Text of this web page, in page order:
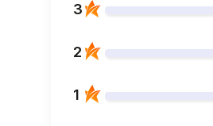
3
2
1